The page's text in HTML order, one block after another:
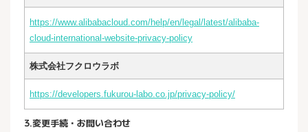
https://www.alibabacloud.com/help/en/legal/latest/alibaba-
cloud-international-website-privacy-policy
株式会社フクロウラボ
https://developers.fukurou-labo.co.jp/privacy-policy/
3.変更手続・お問い合わせ